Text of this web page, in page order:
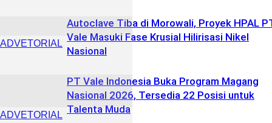
ADVETORIAL
ADVETORIAL
Autoclave Tiba di Morowali, Proyek HPAL
Vale Masuki Fase Krusial Hilirisasi Nikel
Nasional
PT Vale Indonesia Buka Program Magang
Nasional 2026, Tersedia 22 Posisi untuk
Talenta Muda